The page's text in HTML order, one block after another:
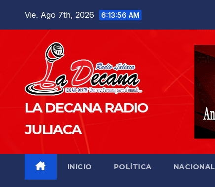
Vie. Ago 7th, 2026 6:13:57 AM
LA DECANA RADIO
JULIACA
INICIO POLÍTICA NACIONAL